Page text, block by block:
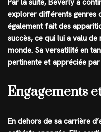
explorer différents genres
également fait des
succès, ce qui lui a valu
monde. Sa versatilité en
pertinente et appréciée
Engagements
En dehors de sa carrière